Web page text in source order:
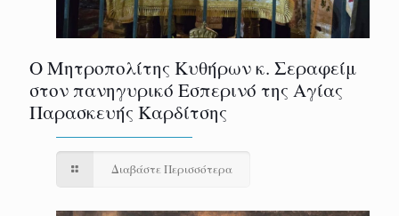
Ο Μητροπολίτης Κυθήρων κ. Σεραφείμ
στον πανηγυρικό Εσπερινό της Αγίας
Παρασκευής Καρδίτσης
Διαβάστε Περισσότερα